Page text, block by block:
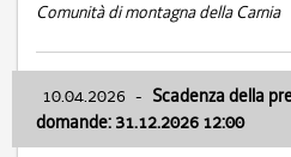
Comunità di montagna della Carnia
10.04.2026 - Scadenza della
domande: 31.12.2026 12:00